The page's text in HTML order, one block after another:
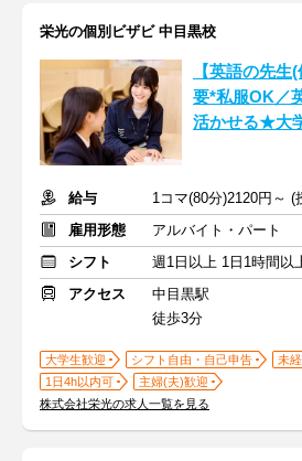
栄光の個別ビザビ 中目黒校
【英語の先
要*私服OK／
活かせる★大
給与
1コマ(80分)2120円～ (
雇用形態
アルバイト・パート
シフト
週1日以上 1日1時間以
アクセス
中目黒駅
徒歩3分
大学生歓迎 シフト自由・自己申告
未
1日4h以内可
主婦(夫)歓迎
株式会社栄光の求人一覧を見る